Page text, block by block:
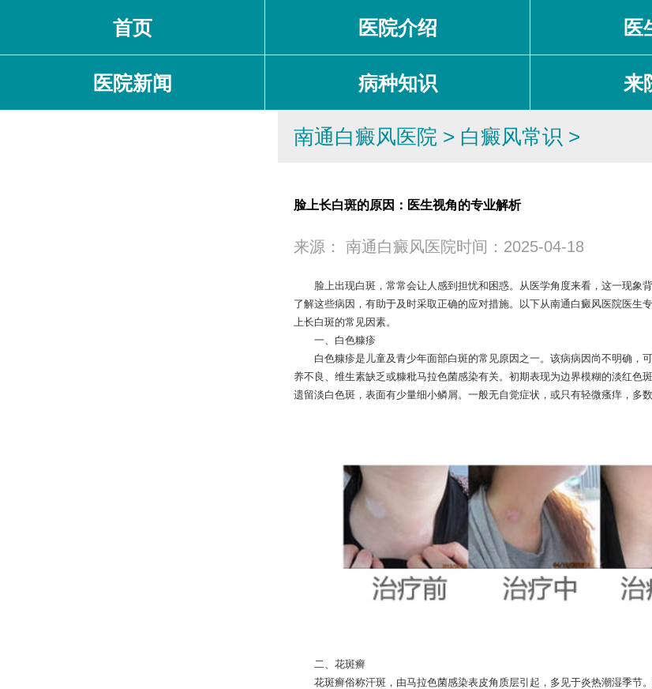
首页 医院介绍 医
医院新闻 病种知识 来
南通白癜风医院 > 白癜风常识 >
脸上长白斑的原因：医生视角的专业解析
来源： 南通白癜风医院时间：2025-04-18
脸上出现白斑，常常会让人感到担忧和困惑。从医学角度来看，这一现象背
了解这些病因，有助于及时采取正确的应对措施。以下从南通白癜风医院医生
上长白斑的常见因素。
一、白色糠疹
白色糠疹是儿童及青少年面部白斑的常见原因之一。该病病因尚不明确，
养不良、维生素缺乏或糠秕马拉色菌感染有关。初期表现为边界模糊的淡红色
遗留淡白色斑，表面有少量细小鳞屑。一般无自觉症状，或只有轻微瘙痒，多数
二、花斑癣
花斑癣俗称汗斑，由马拉色菌感染表皮角质层引起，多见于炎热潮湿季节